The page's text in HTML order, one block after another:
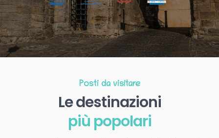
Posti da visitare
Le destinazioni
più popolari